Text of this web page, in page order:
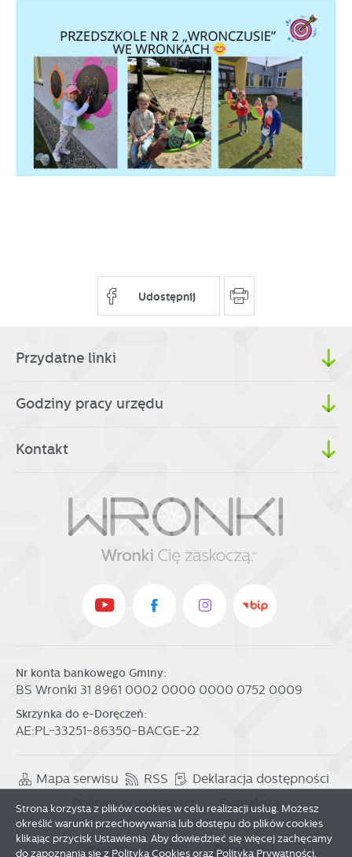
Udostępnij
Przydatne linki
Godziny pracy urzędu
Kontakt
Nr konta bankowego Gminy:
BS Wronki 31 8961 0002 0000 0000 0752 0009
Skrzynka do e-Doręczeń:
AE:PL-33251-86350-BACGE-22
Mapa serwisu RSS
Deklaracja dostępności
Polityka prywatności
Sygnalista
Odwiedzin: 3808650 Online: 263
Strona korzysta z plików cookies w celu realizacji usług. Możesz
określić warunki przechowywania lub dostępu do plików cookies
klikając przycisk Ustawienia. Aby dowiedzieć się więcej zachęcamy
do zapoznania się z Polityką Cookies oraz Polityką Prywatności.
Zapisz wybrane